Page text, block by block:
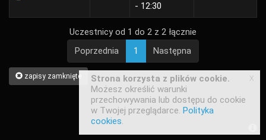
- 12:30
Uczestnicy od 1 do 2 z 2 łącznie
Poprzednia
1 Następna
zapisy zamknięte
Strona korzysta z plików cookie.
Możesz określić warunki
przechowywania lub dostępu do cookie
w Twojej przeglądarce. Polityka
cookies.
x